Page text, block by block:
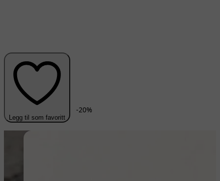
Legg til som favoritt
-20%